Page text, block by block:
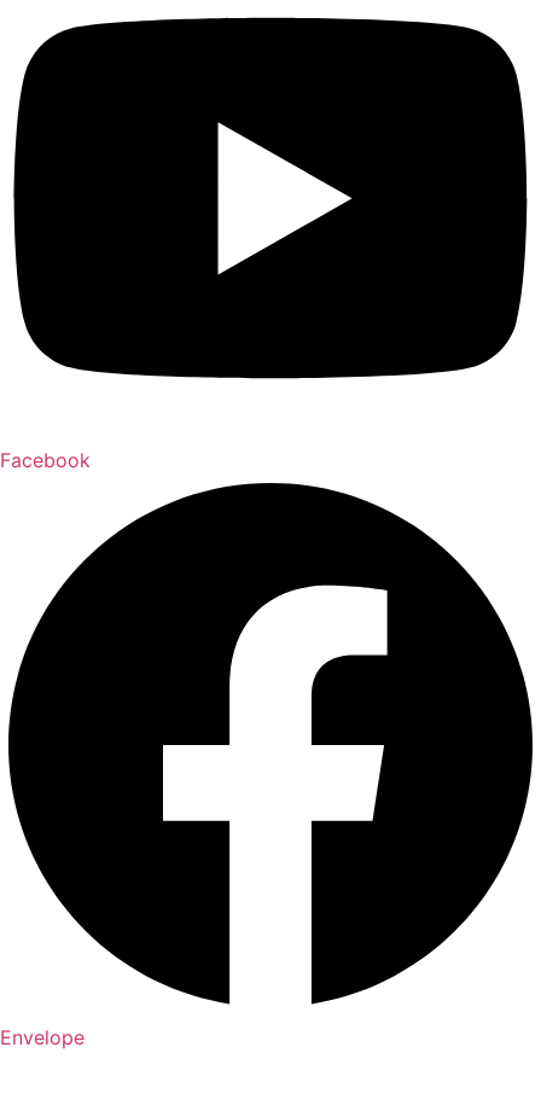
Facebook
Envelope